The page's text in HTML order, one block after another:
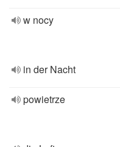
w nocy
in der Nacht
powietrze